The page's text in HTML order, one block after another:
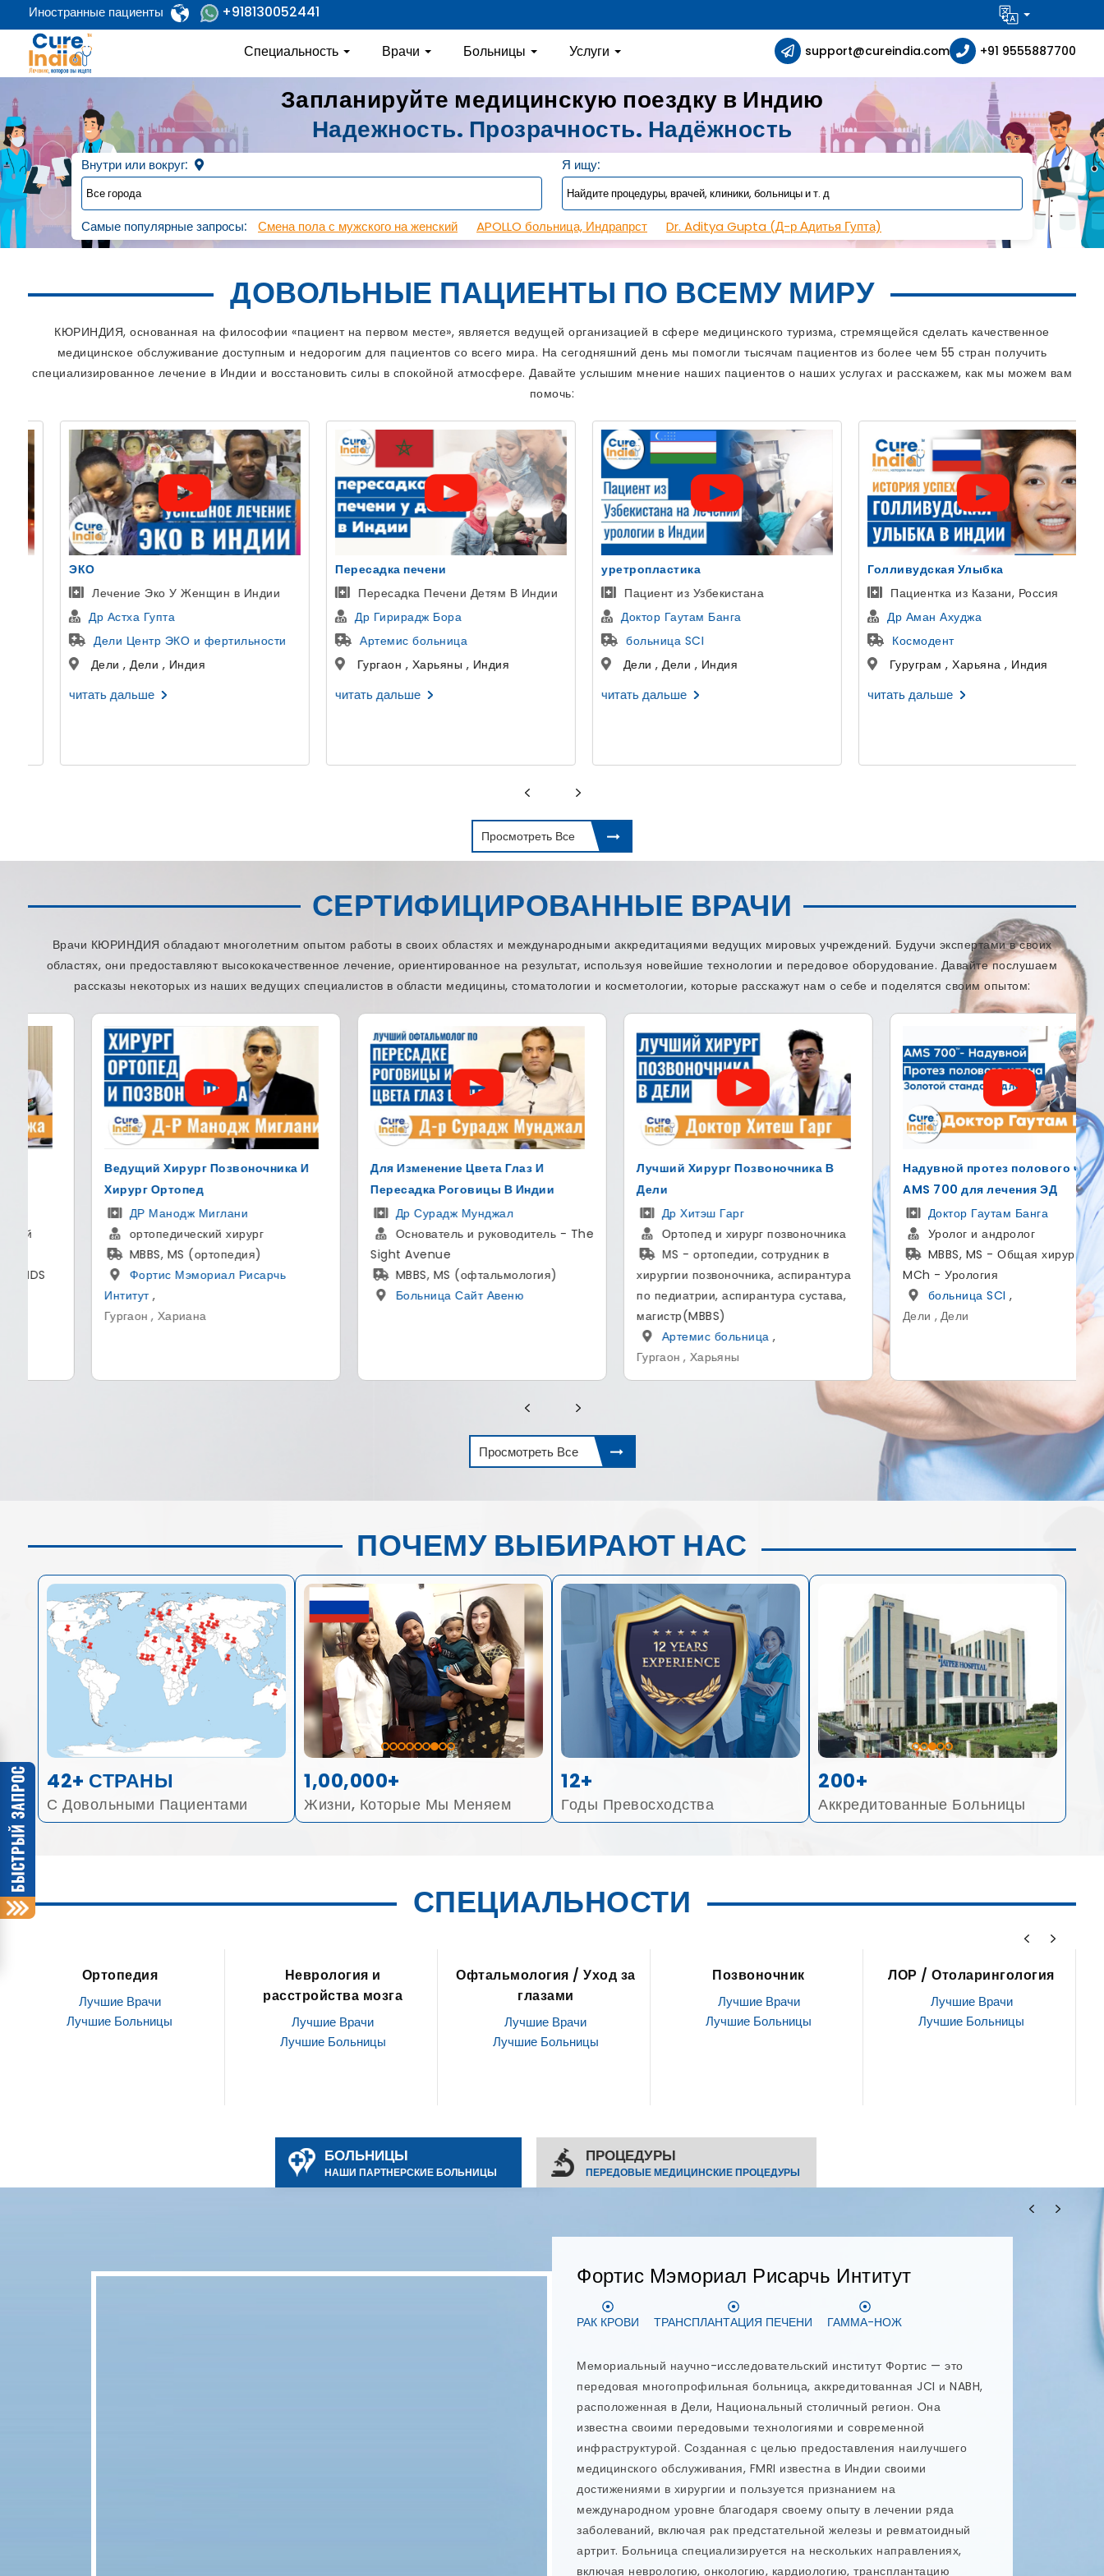
Иностранные пациенты +918130052441
Специальность Врачи Больницы Услуги support@cureindia.com +91 9555887700
Запланируйте медицинскую поездку в Индию
Надежность. Прозрачность. Надёжность
Внутри или вокруг: Я ищу:
Самые популярные запросы: Смена пола с мужского на женский APOLLO больница, Индрапрст Dr. Aditya Gupta (Д-р Адитья Гупта)
ДОВОЛЬНЫЕ ПАЦИЕНТЫ ПО ВСЕМУ МИРУ
КЮРИНДИЯ, основанная на философии «пациент на первом месте», является ведущей организацией в сфере медицинского туризма, стремящейся сделать качественное
медицинское обслуживание доступным и недорогим для пациентов со всего мира. На сегодняшний день мы помогли тысячам пациентов из более чем 55 стран получить
специализированное лечение в Индии и восстановить силы в спокойной атмосфере. Давайте услышим мнение наших пациентов о наших услугах и расскажем, как мы можем вам
помочь:
Пересадка печени
Пересадка Печени Детям В Индии
Др Гирирадж Бора
Артемис больница
Гургаон , Харьяны , Индия
читать дальше
уретропластика
Пациент из Узбекистана
Доктор Гаутам Банга
больница SCI
Дели , Дели , Индия
читать дальше
Голливудская Улыбка
Пациентка из Казани, Россия
Др Аман Ахуджа
Космодент
Гуруграм , Харьяна , Индия
читать дальше
ЭКО
Лечение Эко У Женщин в Индии
Др Астха Гупта
Дели Центр ЭКО и фертильности
Дели , Дели , Индия
читать дальше
Просмотреть Все
СЕРТИФИЦИРОВАННЫЕ ВРАЧИ
Врачи КЮРИНДИЯ обладают многолетним опытом работы в своих областях и международными аккредитациями ведущих мировых учреждений. Будучи экспертами в своих
областях, они предоставляют высококачественное лечение, ориентированное на результат, используя новейшие технологии и передовое оборудование. Давайте послушаем
рассказы некоторых из наших ведущих специалистов в области медицины, стоматологии и косметологии, которые расскажут нам о себе и поделятся своим опытом:
Для Изменение Цвета Глаз И
Пересадка Роговицы В Индии
Др Сурадж Мунджал
Основатель и руководитель - The
Sight Avenue
MBBS, MS (офтальмология)
Больница Сайт Авеню
Лучший Хирург Позвоночника В
Дели
Др Хитэш Гарг
Ортопед и хирург позвоночника
МS - ортопедии, сотрудник в
хирургии позвоночника, аспирантура
по педиатрии, аспирантура сустава,
Надувной протез полового члена
AMS 700 для лечения ЭД
Доктор Гаутам Банга
Уролог и андролог
MBBS, MS - Общая хирургия,
MCh - Урология
больница SCI,
Дели , Дели
Радиохирургия Кибернож В Индии
Др Адитья Гупта
Нейрохирург
MBBS | M.Ch
Артемис больница,
Гургаон , Харьяны
Просмотреть Все
ПОЧЕМУ ВЫБИРАЮТ НАС
42+ СТРАНЫ
С Довольными Пациентами
1,00,000+
Жизни, Которые Мы Меняем
12+
Годы Превосходства
200+
Аккредитованные Больницы
СПЕЦИАЛЬНОСТИ
Неврология и
расстройства мозга
Лучшие Врачи
Офтальмология / Уход за
глазами
Лучшие Врачи
Лучшие Больницы
Позвоночник
Лучшие Врачи
Лучшие Больницы
ЛОР / Отоларингология
Лучшие Врачи
Лучшие Больницы
Стволовые клетки
Лучшие Врачи
Лучшие Больницы
БОЛЬНИЦЫ
НАШИ ПАРТНЕРСКИЕ БОЛЬНИЦЫ
ПРОЦЕДУРЫ
ПЕРЕДОВЫЕ МЕДИЦИНСКИЕ ПРОЦЕДУРЫ
Дэнтарис
ДИЗАЙН УЛЫБКИ ЭНДОДОНТИЯ ЗУБНЫЕ ИМПЛАНТАТЫ
Dentaris — ведущая стоматологическая клиника в столичном регионе
Дели, предлагающая персонализированное лечение и безупречный
уход. Команда стоматологов и специалистов использует новейшие
технологии и самые передовые навыки, чтобы обеспечить
высочайшее качество стоматологических услуг в столичном регионе
Дели. Доктор Нидхи Гупта руководит этим передовым
стоматологическим центром и является стоматологом-специалистом
широкого профиля, специализирующимся на профилактике и
восстановлении зубов. В Dentaris предлагаются такие виды
стоматологических услуг, как имплантация All-on-4, имплантация All-
on-6, имплантация с немедленной нагрузкой, преображение улыбки